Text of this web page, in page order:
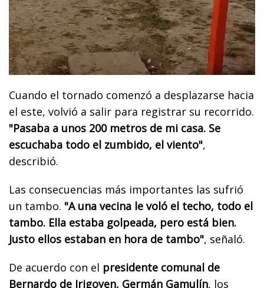
Cuando el tornado comenzó a desplazarse hacia
el este, volvió a salir para registrar su recorrido.
"Pasaba a unos 200 metros de mi casa. Se
escuchaba todo el zumbido, el viento",
describió.
Las consecuencias más importantes las sufrió
un tambo. "A una vecina le voló el techo, todo el
tambo. Ella estaba golpeada, pero está bien.
Justo ellos estaban en hora de tambo", señaló.
De acuerdo con el presidente comunal de
Bernardo de Irigoyen, Germán Gamulín, los